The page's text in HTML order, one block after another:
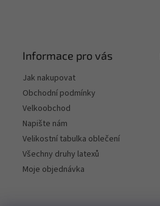
Informace pro vás
Jak nakupovat
Obchodní podmínky
Velkoobchod
Napište nám
Velikostní tabulka oblečení
Všechny druhy latexů
Moje objednávka